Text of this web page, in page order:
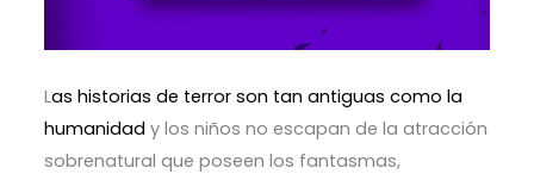
Las historias de terror son tan antiguas como la
humanidad y los niños no escapan de la atracción
sobrenatural que poseen los fantasmas,